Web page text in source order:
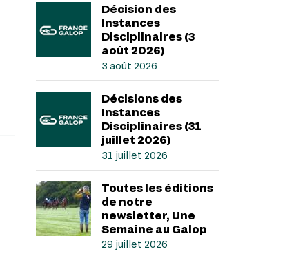
Décision des
Instances
Disciplinaires (3
août 2026)
3 août 2026
Décisions des
Instances
Disciplinaires (31
juillet 2026)
31 juillet 2026
Toutes les éditions
de notre
newsletter, Une
Semaine au Galop
29 juillet 2026